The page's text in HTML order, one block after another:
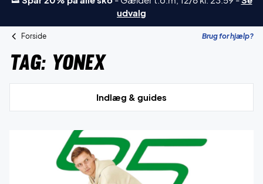
udvalg
Forside Brug for hjælp?
Tag: Yonex
Indlæg & guides